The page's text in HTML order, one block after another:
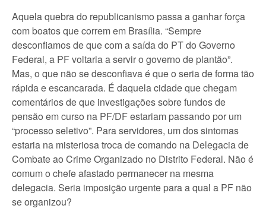
Aquela quebra do republicanismo passa a ganhar força
com boatos que correm em Brasília. “Sempre
desconfiamos de que com a saída do PT do Governo
Federal, a PF voltaria a servir o governo de plantão”.
Mas, o que não se desconfiava é que o seria de forma tão
rápida e escancarada. É daquela cidade que chegam
comentários de que investigações sobre fundos de
pensão em curso na PF/DF estariam passando por um
“processo seletivo”. Para servidores, um dos sintomas
estaria na misteriosa troca de comando na Delegacia de
Combate ao Crime Organizado no Distrito Federal. Não é
comum o chefe afastado permanecer na mesma
delegacia. Seria imposição urgente para a qual a PF não
se organizou?